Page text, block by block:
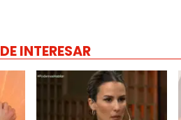
INTERESAR